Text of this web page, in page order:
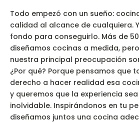
Todo empezó con un sueño:
calidad al alcance de cualquiera.
fondo para conseguirlo. Más de
diseñamos cocinas a medida,
nuestra principal preocupación
¿Por qué? Porque pensamos que
derecho a hacer realidad esa
y queremos que la experiencia
inolvidable. Inspirándonos en tu
diseñamos juntos una cocina